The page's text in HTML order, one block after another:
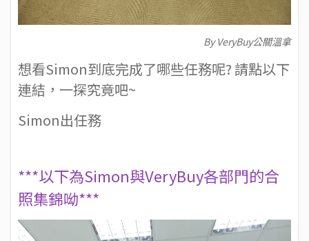
By VeryBuy公關溫拿
想看Simon到底完成了哪些任務呢? 請點以下
連結，一探究竟吧~
Simon出任務
***以下為Simon與VeryBuy各部門的合
照集錦呦***